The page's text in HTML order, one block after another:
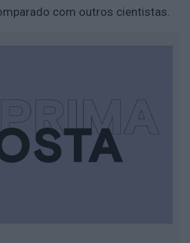
com outros cientistas.